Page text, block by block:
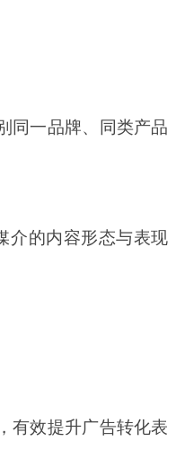
同一品牌、同类产品
介的内容形态与表现
有效提升广告转化表